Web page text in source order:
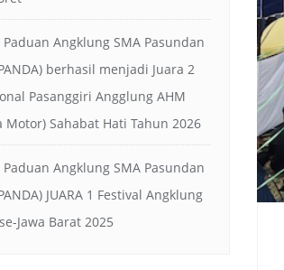
Paduan Angklung SMA Pasundan
berhasil menjadi Juara 2
Pasanggiri Angglung AHM
Motor) Sahabat Hati Tahun 2026
Paduan Angklung SMA Pasundan
JUARA 1 Festival Angklung
Jawa Barat 2025